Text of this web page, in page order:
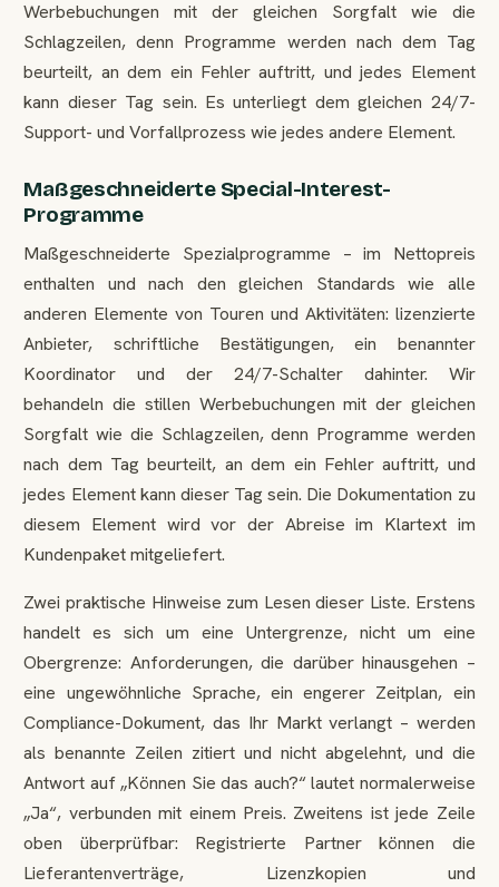
Werbebuchungen mit der gleichen Sorgfalt wie die
Schlagzeilen, denn Programme werden nach dem Tag
beurteilt, an dem ein Fehler auftritt, und jedes Element
kann dieser Tag sein. Es unterliegt dem gleichen 24/7-
Support- und Vorfallprozess wie jedes andere Element.
Maßgeschneiderte Special-Interest-
Programme
Maßgeschneiderte Spezialprogramme – im Nettopreis
enthalten und nach den gleichen Standards wie alle
anderen Elemente von Touren und Aktivitäten: lizenzierte
Anbieter, schriftliche Bestätigungen, ein benannter
Koordinator und der 24/7-Schalter dahinter. Wir
behandeln die stillen Werbebuchungen mit der gleichen
Sorgfalt wie die Schlagzeilen, denn Programme werden
nach dem Tag beurteilt, an dem ein Fehler auftritt, und
jedes Element kann dieser Tag sein. Die Dokumentation zu
diesem Element wird vor der Abreise im Klartext im
Kundenpaket mitgeliefert.
Zwei praktische Hinweise zum Lesen dieser Liste. Erstens
handelt es sich um eine Untergrenze, nicht um eine
Obergrenze: Anforderungen, die darüber hinausgehen –
eine ungewöhnliche Sprache, ein engerer Zeitplan, ein
Compliance-Dokument, das Ihr Markt verlangt – werden
als benannte Zeilen zitiert und nicht abgelehnt, und die
Antwort auf „Können Sie das auch?“ lautet normalerweise
„Ja“, verbunden mit einem Preis. Zweitens ist jede Zeile
oben überprüfbar: Registrierte Partner können die
Lieferantenverträge, Lizenzkopien und